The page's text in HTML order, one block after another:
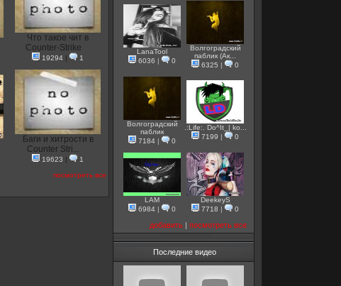
Что такое чит в
Counter-Strike
19294 | 1
Баги и хитрости в
Counter Stri...
19623 |
1
посмотреть все
LanaTool
6036 | 0
Волгоградский
паблик (Ак...
6325 | 0
Волгоградский
паблик
7184 | 0
.:Life:. Do^It_| ko...
7199 | 0
LAM
6984 | 0
DeekeyS
7718 | 0
добавить | посмотреть все
Последние видео